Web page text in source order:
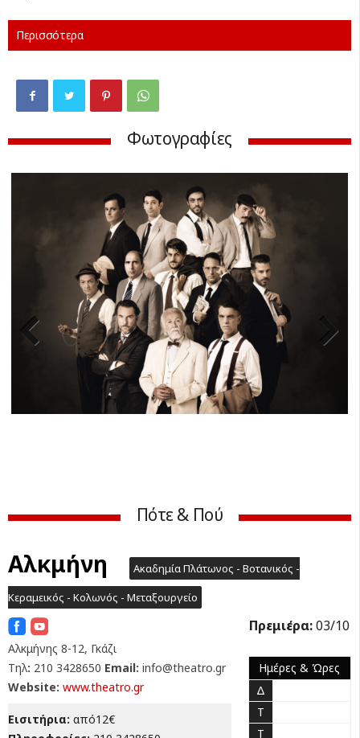
Περισσότερα
Φωτογραφίες
Πότε & Πού
Αλκμήνη
Ακαδημία Πλάτωνος - Βοτανικός -
Κεραμεικός - Κολωνός - Μεταξουργείο
Αλκμήνης 8-12, Γκάζι
Τηλ: 210 3428650 Email: info@theatro.gr
Website: www.theatro.gr
Εισιτήρια: από12€
Πρεμιέρα:03/10
Ημέρες & Ώρες
Δ
Τ
Τ